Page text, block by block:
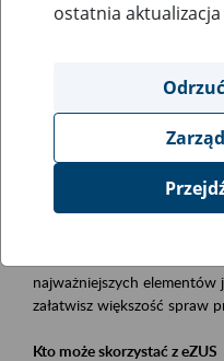
Szkolenia
obsługa klientów
Event description
Platforma Usług
najważniejszych
załatwisz większość spraw
Kto może skorzystać z eZUS
ostatnia aktualizacja